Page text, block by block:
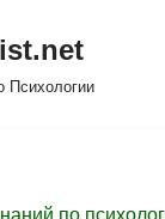
Психологии
по